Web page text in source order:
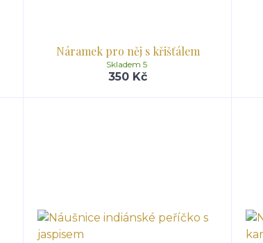
Náramek pro něj s křišťálem
350 Kč
Skladem 5